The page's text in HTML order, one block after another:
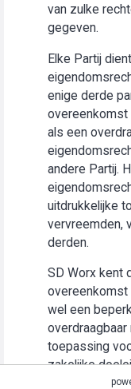
van zulke
gegeven.
Elke Partij
enige derde
overeenkomst
als een
andere Partij.
uitdrukkelijke
vervreemden,
derden.
SD Worx kent
overeenkomst
wel een
toepassing
zakelijke